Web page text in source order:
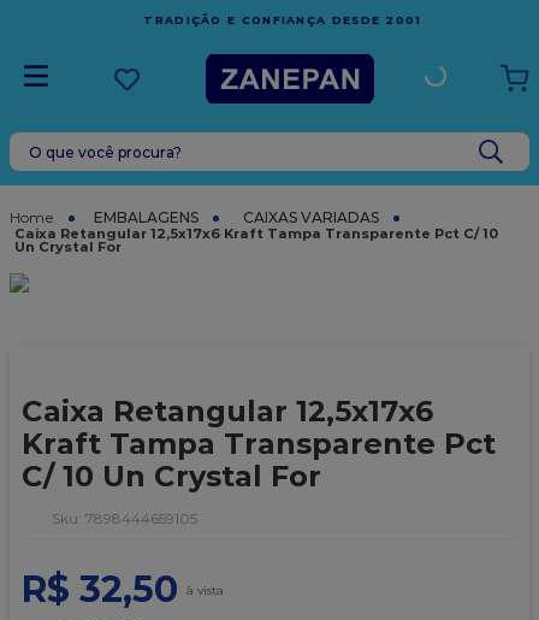
FRETE GRÁTIS
ESPÍRITO SANTO
O que você procura?
EMBALAGENS CAIXAS VARIADAS
Caixa Retangular 12,5x17x6 Kraft Tampa Transparente Pct C/ 10
Un Crystal For
Caixa Retangular 12,5x17x6
Kraft Tampa Transparente Pct
C/ 10 Un Crystal For
: 7898444659105
R$ 32,50
TERMOS MAIS BUSCADOS
leite condensado
2º
caixa
6º
granulado
7º
sacola
10º chocolate